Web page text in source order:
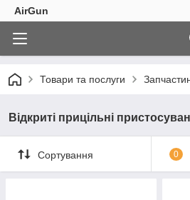
AirGun
Товари та послуги
Відкриті прицільні
Сортування 0